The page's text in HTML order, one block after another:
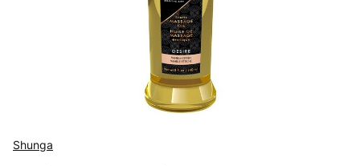
Shunga